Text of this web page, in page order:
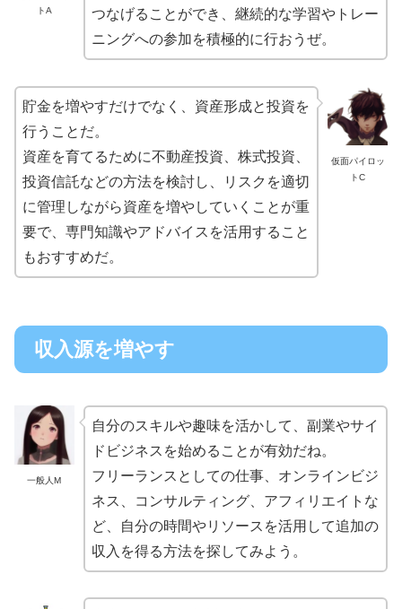
トA
つなげることができ、継続的な学習やトレー
ニングへの参加を積極的に行おうぜ。
仮面パイロッ
トC
貯金を増やすだけでなく、資産形成と投資を
行うことだ。
資産を育てるために不動産投資、株式投資、
投資信託などの方法を検討し、リスクを適切
に管理しながら資産を増やしていくことが重
要で、専門知識やアドバイスを活用すること
もおすすめだ。
収入源を増やす
一般人M
自分のスキルや趣味を活かして、副業やサイ
ドビジネスを始めることが有効だね。
フリーランスとしての仕事、オンラインビジ
ネス、コンサルティング、アフィリエイトな
ど、自分の時間やリソースを活用して追加の
収入を得る方法を探してみよう。